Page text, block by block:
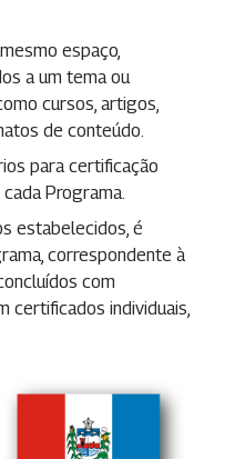
espaço,
a um tema ou
cursos, artigos,
de conteúdo.
para certificação
Programa.
estabelecidos, é
correspondente à
com
certificados individuais,